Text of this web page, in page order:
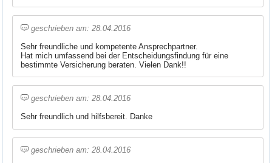
geschrieben am: 28.04.2016
Sehr freundliche und kompetente Ansprechpartner.
Hat mich umfassend bei der Entscheidungsfindung für eine
bestimmte Versicherung beraten. Vielen Dank!!
geschrieben am: 28.04.2016
Sehr freundlich und hilfsbereit. Danke
geschrieben am: 28.04.2016